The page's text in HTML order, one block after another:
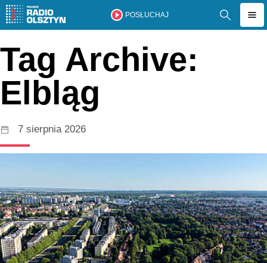
POSŁUCHAJ
Tag Archive:
Elbląg
7 sierpnia 2026